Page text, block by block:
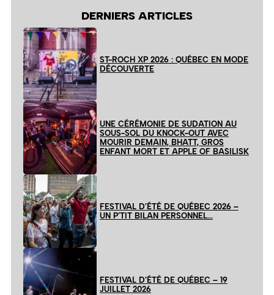
DERNIERS ARTICLES
ST-ROCH XP 2026 : QUÉBEC EN MODE
DÉCOUVERTE
UNE CÉRÉMONIE DE SUDATION AU
SOUS-SOL DU KNOCK-OUT AVEC
MOURIR DEMAIN, BHATT, GROS
ENFANT MORT ET APPLE OF BASILISK
FESTIVAL D’ÉTÉ DE QUÉBEC 2026 –
UN P’TIT BILAN PERSONNEL…
FESTIVAL D’ÉTÉ DE QUÉBEC – 19
JUILLET 2026